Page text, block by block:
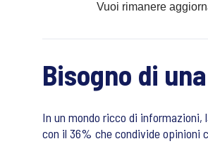
Vuoi rimanere
Bisogno di
In un mondo ricco di informazioni,
con il 36% che condivide opinioni